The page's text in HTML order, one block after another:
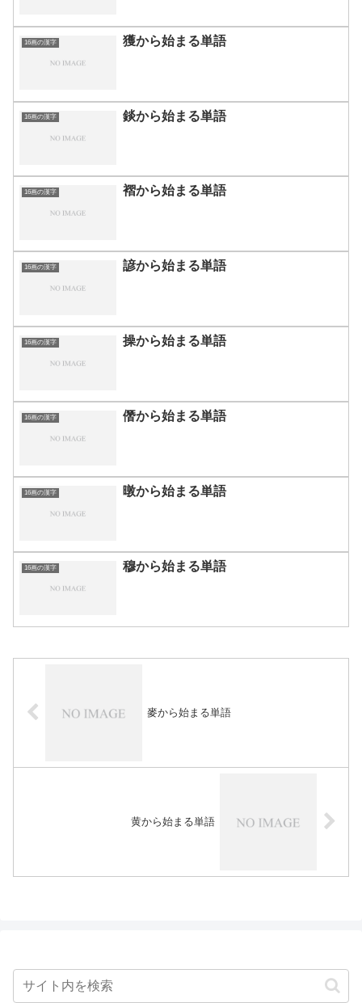
16画の漢字 獲から始まる単語
16画の漢字 錟から始まる単語
16画の漢字 褶から始まる単語
16画の漢字 諺から始まる単語
16画の漢字 操から始まる単語
16画の漢字 僭から始まる単語
16画の漢字 暾から始まる単語
16画の漢字 穆から始まる単語
麥から始まる単語
黄から始まる単語